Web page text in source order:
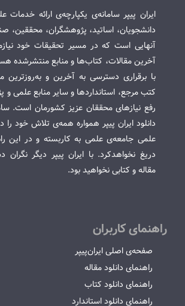
ایران پیپر سامانه‌ی یکپارچه‌ی ارائه
دانشجویان، اساتید، پژوهشگران، محققین،
آنهایی است که در مسیر تحقیقات خود
آخرین مقالات، کتاب‌ها و منابع منتشرشده
با برقراری دسترسی به آخرین و به‌روزترین
کتب مرجع، استانداردها و سایر منابع علمی
رفع نیازهای محققان عزیز کشورمان است.
دانلود ایران پیپر همواره همه‌ی تلاش خود را
علمی جامعه‌ی علمی به کاربسته و در این
دریغ نخواهدکرد. با ایران پیپر دیگر
مقاله و کتابی نخواهید بود.
راهنمای کاربران
صفحه‌ی اصلی ایران‌پیپر
راهنمای دانلود مقاله
راهنمای دانلود کتاب
راهنمای دانلود استاندارد